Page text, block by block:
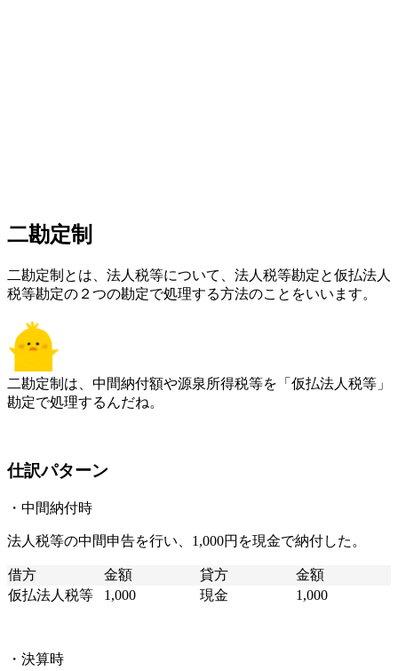
二勘定制
二勘定制とは、法人税等について、法人税等勘定と仮払法人
税等勘定の２つの勘定で処理する方法のことをいいます。
二勘定制は、中間納付額や源泉所得税等を「仮払法人税等」
勘定で処理するんだね。
仕訳パターン
・中間納付時
法人税等の中間申告を行い、1,000円を現金で納付した。
借方 金額 貸方
金額
仮払法人税等
1,000 現金 1,000
・決算時